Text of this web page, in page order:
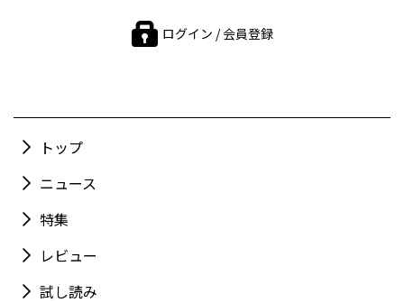
ログイン / 会員登録
トップ
ニュース
特集
レビュー
試し読み